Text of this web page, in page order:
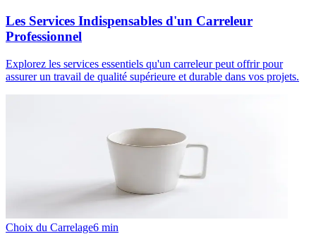
Les Services Indispensables d'un Carreleur
Professionnel
Explorez les services essentiels qu'un carreleur peut offrir pour
assurer un travail de qualité supérieure et durable dans vos projets.
Choix du Carrelage6 min